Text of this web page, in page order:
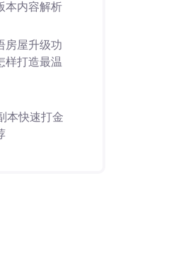
本内容解析
房屋升级功
样打造最温
本快速打金